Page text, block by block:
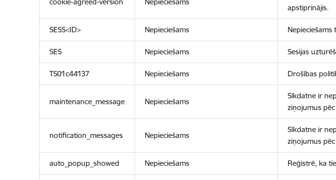
apstiprinājis.
SESS<ID> Nepieciešams
SES Nepieciešams Sesijas
TS01c44137 Nepieciešams Drošības
maintenance_message Nepieciešams
Sīkdatne ir
ziņojumus
notification_messages Nepieciešams
Sīkdatne ir
ziņojumus
auto_popup_showed Nepieciešams Reģistrē, ka